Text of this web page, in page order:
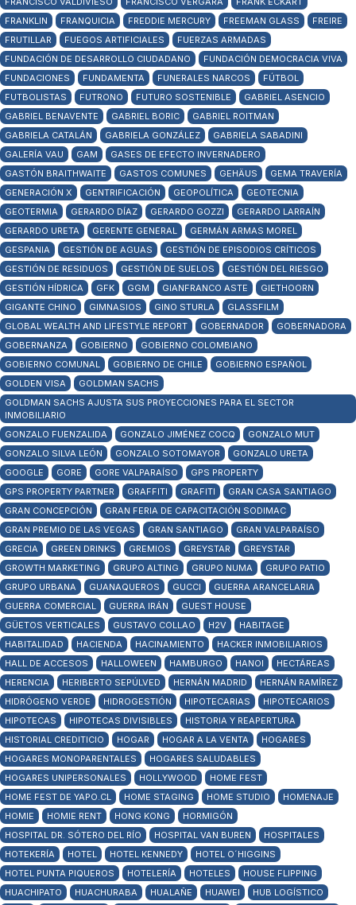
FRANKLIN
FRANQUICIA FREDDIE MERCURY FREEMAN GLASS
FREIRE
FRUTILLAR
FUEGOS ARTIFICIALES
FUERZAS ARMADAS
FUNDACIÓN DE DESARROLLO CIUDADANO
FUNDACIÓN DEMOCRACIA VIVA
FUNDACIONES
FUNDAMENTA FUNERALES NARCOS
FÚTBOL
FUTBOLISTAS
FUTRONO FUTURO SOSTENIBLE
GABRIEL ASENCIO
GABRIEL BENAVENTE
GABRIEL BORIC
GABRIEL ROITMAN
GABRIELA CATALÁN
GABRIELA GONZÁLEZ
GABRIELA SABADINI
GALERÍA VAU
GAM
GASES DE EFECTO INVERNADERO
GASTÓN BRAITHWAITE
GASTOS COMUNES GEHÄUS
GEMA TRAVERÍA
GENERACIÓN X
GENTRIFICACIÓN GEOPOLÍTICA
GEOTECNIA
GEOTERMIA
GERARDO DÍAZ GERARDO GOZZI
GERARDO LARRAÍN
GERARDO URETA
GERENTE GENERAL
GERMÁN ARMAS MOREL
GESPANIA
GESTIÓN DE AGUAS
GESTIÓN DE EPISODIOS CRÍTICOS
GESTIÓN DE RESIDUOS
GESTIÓN DE SUELOS
GESTIÓN DEL RIESGO
GESTIÓN HÍDRICA
GFK GGM GIANFRANCO ASTE
GIETHOORN
GIGANTE CHINO
GIMNASIOS GINO STURLA
GLASSFILM
GLOBAL WEALTH AND LIFESTYLE REPORT
GOBERNADOR
GOBERNADORA
GOBERNANZA
GOBIERNO
GOBIERNO COLOMBIANO
GOBIERNO COMUNAL
GOBIERNO DE CHILE
GOBIERNO ESPAÑOL
GOLDEN VISA
GOLDMAN SACHS
GOLDMAN SACHS AJUSTA SUS PROYECCIONES PARA EL SECTOR
INMOBILIARIO
GONZALO FUENZALIDA
GONZALO JIMÉNEZ COCQ
GONZALO MUT
GONZALO SILVA LEÓN
GONZALO SOTOMAYOR
GONZALO URETA
GOOGLE
GORE GORE VALPARAÍSO
GPS PROPERTY
GPS PROPERTY PARTNER
GRAFFITI GRAFITI
GRAN CASA SANTIAGO
GRAN CONCEPCIÓN
GRAN FERIA DE CAPACITACIÓN SODIMAC
GRAN PREMIO DE LAS VEGAS
GRAN SANTIAGO
GRAN VALPARAÍSO
GRECIA
GREEN DRINKS GREMIOS GREYSTAR
GREYSTAR
GROWTH MARKETING
GRUPO ALTING GRUPO NUMA
GRUPO PATIO
GRUPO URBANA
GUANAQUEROS GUCCI
GUERRA ARANCELARIA
GUERRA COMERCIAL
GUERRA IRÁN
GUEST HOUSE
GÜETOS VERTICALES
GUSTAVO COLLAO H2V
HABITAGE
HABITALIDAD
HACIENDA HACINAMIENTO
HACKER INMOBILIARIOS
HALL DE ACCESOS
HALLOWEEN HAMBURGO HANOI
HECTÁREAS
HERENCIA
HERIBERTO SEPÚLVED HERNÁN MADRID
HERNÁN RAMÍREZ
HIDRÓGENO VERDE
HIDROGESTIÓN HIPOTECARIAS
HIPOTECARIOS
HIPOTECAS
HIPOTECAS DIVISIBLES
HISTORIA Y REAPERTURA
HISTORIAL CREDITICIO
HOGAR HOGAR A LA VENTA
HOGARES
HOGARES MONOPARENTALES
HOGARES SALUDABLES
HOGARES UNIPERSONALES
HOLLYWOOD
HOME FEST
HOME FEST DE YAPO.CL
HOME STAGING HOME STUDIO
HOMENAJE
HOMIE
HOMIE RENT HONG KONG
HORMIGÓN
HOSPITAL DR. SÓTERO DEL RÍO
HOSPITAL VAN BUREN
HOSPITALES
HOTEKERÍA
HOTEL HOTEL KENNEDY
HOTEL O´HIGGINS
HOTEL PUNTA PIQUEROS
HOTELERÍA HOTELES
HOUSE FLIPPING
HUACHIPATO
HUACHURABA HUALAÑE HUAWEI HUB LOGÍSTICO